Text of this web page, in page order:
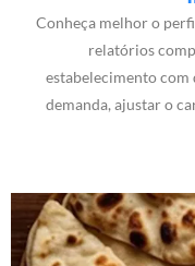
Conheça melhor o
relatórios
estabelecimento com
demanda, ajustar o